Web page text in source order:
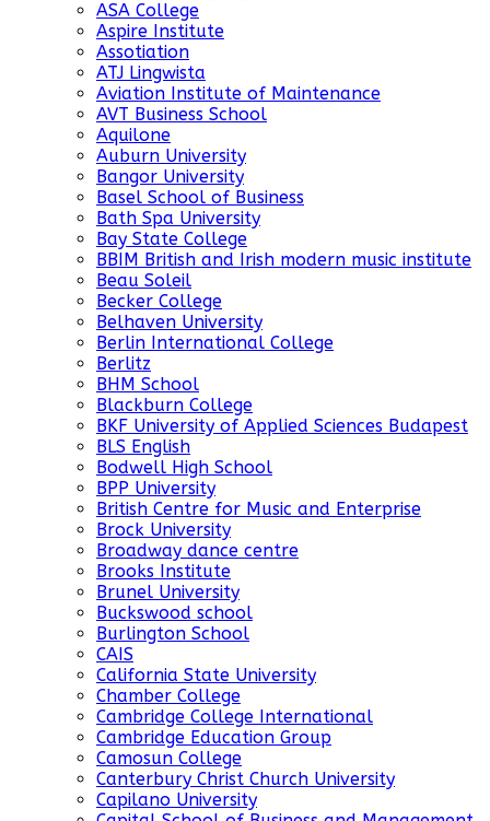
ASA College
Aspire Institute
Assotiation
ATJ Lingwista
Aviation Institute of Maintenance
AVT Business School
Aquilone
Auburn University
Bangor University
Basel School of Business
Bath Spa University
Bay State College
BBIM British and Irish modern music institute
Beau Soleil
Becker College
Belhaven University
Berlin International College
Berlitz
BHM School
Blackburn College
BKF University of Applied Sciences Budapest
BLS English
Bodwell High School
BPP University
British Centre for Music and Enterprise
Brock University
Broadway dance centre
Brooks Institute
Brunel University
Buckswood school
Burlington School
CAIS
California State University
Chamber College
Cambridge College International
Cambridge Education Group
Camosun College
Canterbury Christ Church University
Capilano University